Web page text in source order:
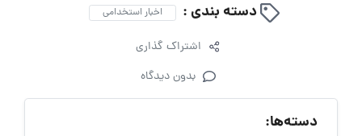
دسته بندی : اخبار استخدامی
اشتراک گذاری
بدون دیدگاه
دسته‌ها: